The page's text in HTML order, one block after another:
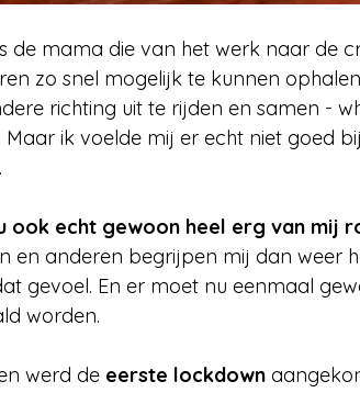
de mama die van het werk naar de
zo snel mogelijk te kunnen
richting uit te rijden en samen -
Maar ik voelde mij er echt niet goed
ook echt gewoon heel erg van mij
en anderen begrijpen mij dan weer
gevoel. En er moet nu eenmaal
worden.
werd de eerste lockdown